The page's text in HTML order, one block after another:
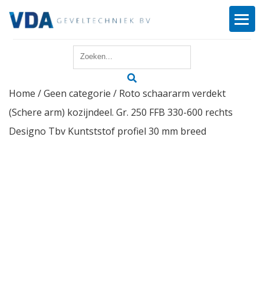
Reparatie
Onderhoud
Home /Geen categorie / Roto schaararm verdekt
(Schere arm) kozijndeel. Gr. 250 FFB 330-600 rechts
Designo Tbv Kuntststof profiel 30 mm breed